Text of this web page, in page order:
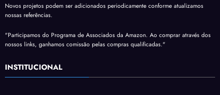
Novos projetos podem ser adicionados periodicamente conforme atualizamos
nossas referências.
"Participamos do Programa de Associados da Amazon. Ao comprar através dos
nossos links, ganhamos comissão pelas compras qualificadas."
INSTITUCIONAL